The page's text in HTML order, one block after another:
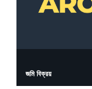
জমি বিক্রয়